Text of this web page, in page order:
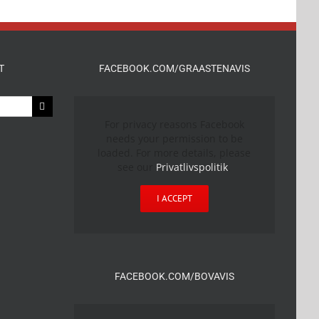
FACEBOOK.COM/GRAASTENAVIS
Privatlivspolitik
I ACCEPT
FACEBOOK.COM/BOVAVIS